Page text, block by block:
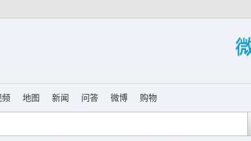
频 地图 新闻 问答 微博 购物